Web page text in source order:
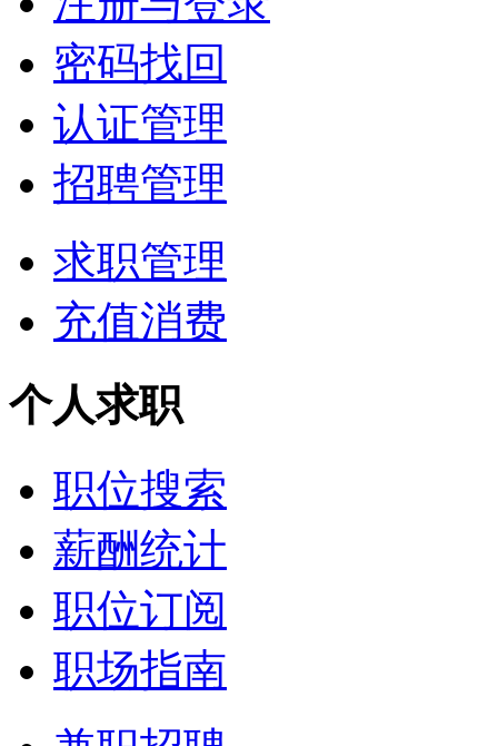
密码找回
认证管理
招聘管理
求职管理
充值消费
个人求职
职位搜索
薪酬统计
职位订阅
职场指南